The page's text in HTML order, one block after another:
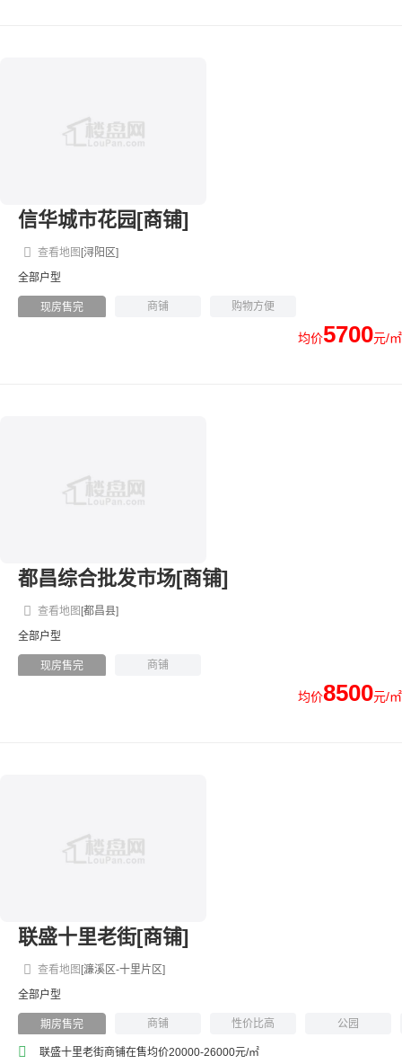
信华城市花园[商铺]
[浔阳区]
查看地图
全部户型
现房售完 商铺 购物方便
均价5700元/㎡
都昌综合批发市场[商铺]
[都昌县]
查看地图
全部户型
现房售完 商铺
均价8500元/㎡
联盛十里老街[商铺]
[濂溪区-十里片区]
查看地图
全部户型
期房售完 商铺 性价比高
公园
迅捷交通
购物方便
联盛十里老街商铺在售均价20000-26000元/㎡